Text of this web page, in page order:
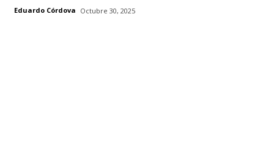
Eduardo Córdova Octubre 30, 2025